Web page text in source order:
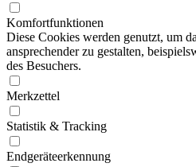
Komfortfunktionen
Diese Cookies werden genutzt, um
ansprechender zu gestalten,
des Besuchers.
Merkzettel
Statistik & Tracking
Endgeräteerkennung